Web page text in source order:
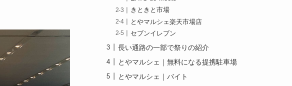
きときと市場
とやマルシェ楽天市場店
セブンイレブン
長い通路の一部で祭りの紹介
とやマルシェ｜無料になる提携駐車場
とやマルシェ｜バイト